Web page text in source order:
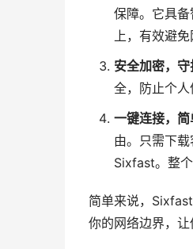
保障。它具
上，有效避
安全加密，守
全，防止个
一键连接，简
由。只需下
Sixfast。整
简单来说，
你的网络边界，让